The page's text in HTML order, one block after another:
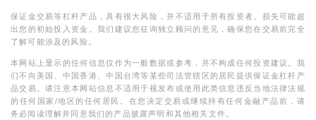
保证金交易等杠杆产品，具有很大风险，并不适用于所有投资者。损失可能超
出您的初始投入资金。我们建议您征询独立顾问的意见，确保您在交易前完全
了解可能涉及的风险。
本网站上显示的任何信息仅作为一般数据或参考，并不构成任何投资建议。我
们不向美国、中国香港、中国台湾等某些司法管辖区的居民提供保证金杠杆产
品交易。请注意本网站信息不适用于视发布或使用此类信息违反当地法律法规
的任何国家/地区的任何居民。在您决定交易或继续持有任何金融产品前，请
务必阅读理解并同意我们的产品披露声明和其他相关文件。